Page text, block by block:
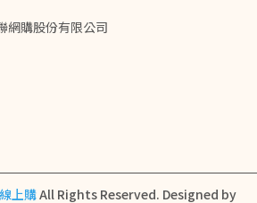
網購股份有限公司
上購All Rights Reserved. Designed by